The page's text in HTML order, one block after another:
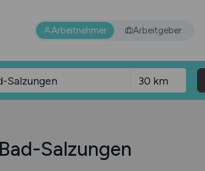
Arbeitnehmer Arbeitgeber
Salzungen